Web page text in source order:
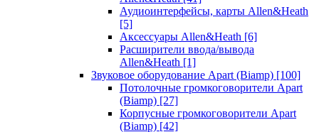
Аудиоинтерфейсы, карты Allen&Heath
[5]
Аксессуары Allen&Heath [6]
Расширители ввода/вывода
Allen&Heath [1]
Звуковое оборудование Apart (Biamp) [100]
Потолочные громкоговорители Apart
(Biamp) [27]
Корпусные громкоговорители Apart
(Biamp) [42]